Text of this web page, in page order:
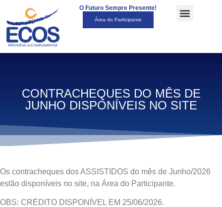
O Futuro Sempre Presente!
Área do Participante
CONTRACHEQUES DO MÊS DE
JUNHO DISPONÍVEIS NO SITE
Os contracheques dos ASSISTIDOS do mês de Junho/2026
estão disponíveis no site, na Área do Participante.
OBS: CRÉDITO DISPONÍVEL EM 25/06/2026.